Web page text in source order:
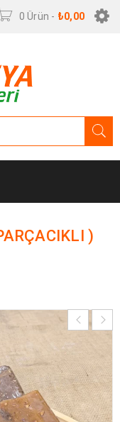
0 Ürün - ₺0,00
)